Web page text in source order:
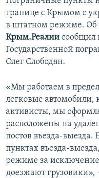
СОВЕТЫ
ПОБЕДИТЕЛЕЙ НЕ СУДЯТ?
КРЫМ.НЕПОКОРЕННЫЙ
УКРАИНСКАЯ ПРОБЛЕМА
Qırımtatar
ПРИСОЕДИНЯЙТЕСЬ!
Все сайты RFE/RL
границе с Крымом с
в штатном режиме. Об
Крым.Реалии сообщил
Государственной
Олег Слободян.
«Мы работаем в
легковые автомобили,
активисты, мы
расположены на
постов въезда-выезда.
пунктах въезда-
режиме за
доезжают грузовики»,